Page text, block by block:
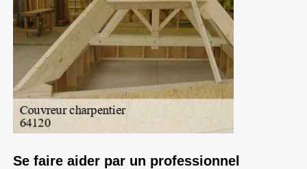
Se faire aider par un professionnel